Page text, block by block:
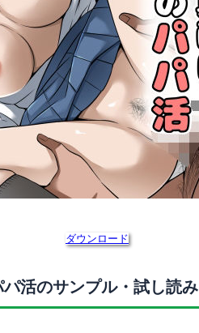
ダウンロード
活のサンプル・試し読み